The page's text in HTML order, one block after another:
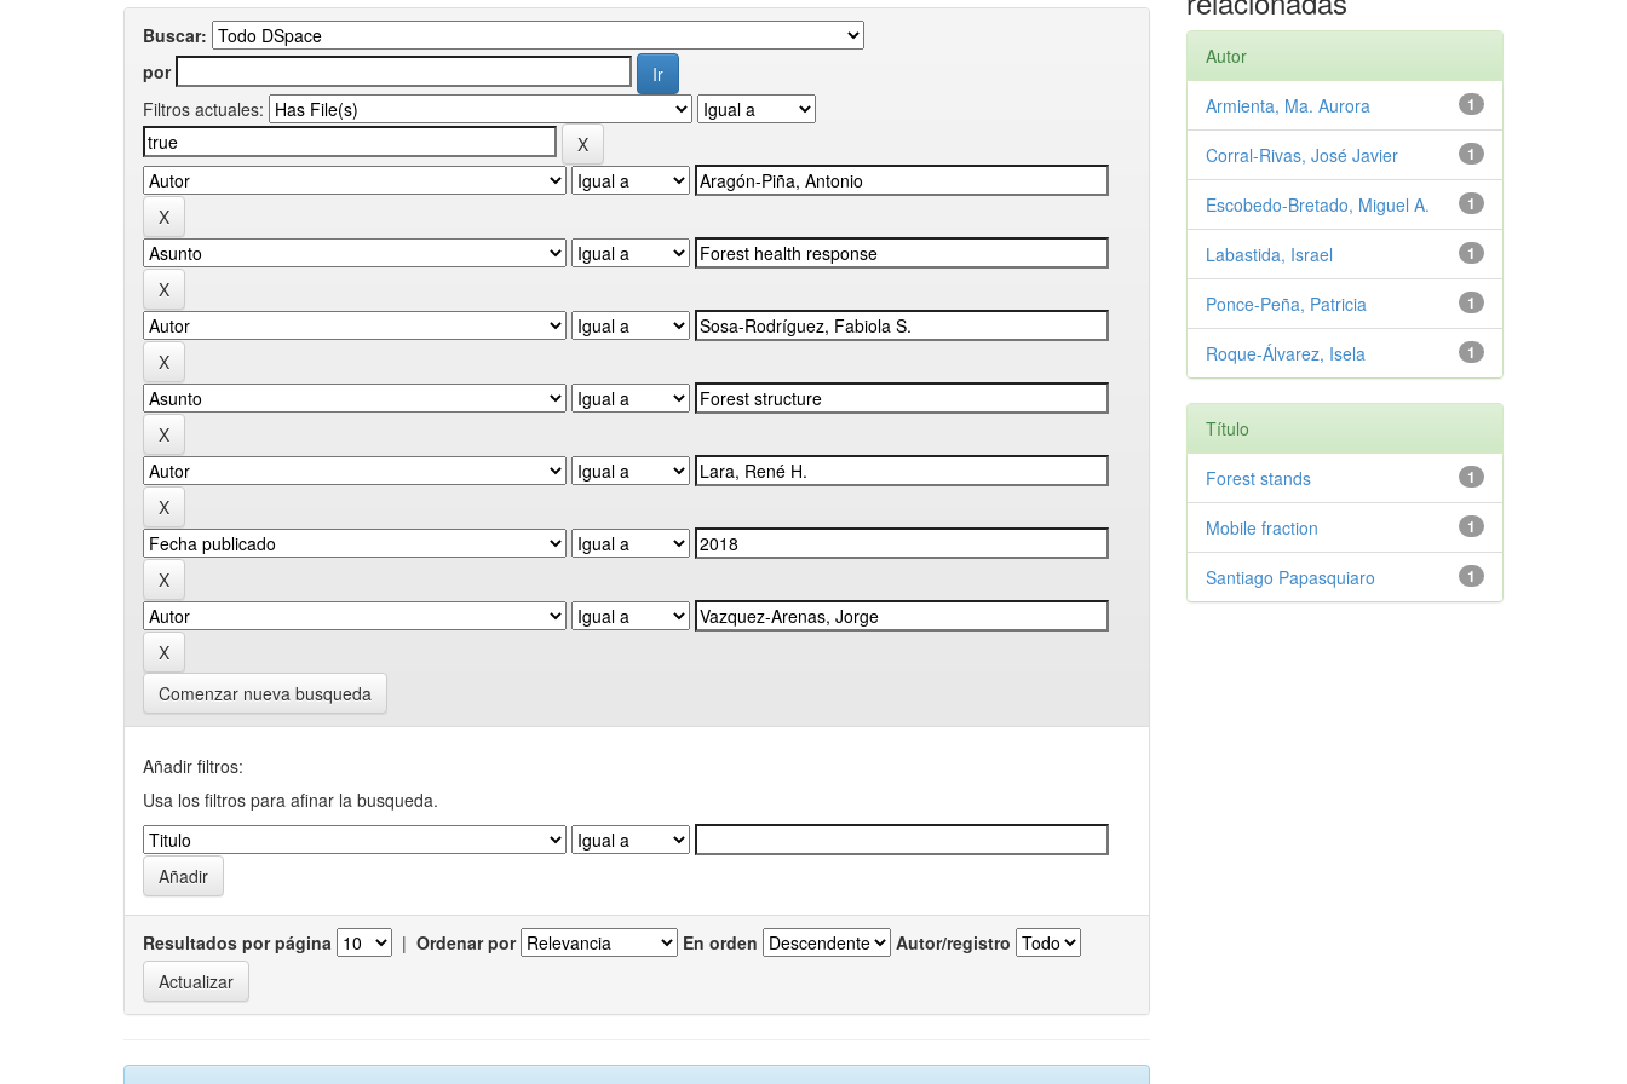
Buscar:
por
Filtros actuales:
Comenzar nueva busqueda
Añadir filtros:
Usa los filtros para afinar la busqueda.
Resultados por página | Ordenar por En orden Autor/registro
Autor
1
Armienta, Ma. Aurora
1
Corral-Rivas, José Javier
1
Escobedo-Bretado, Miguel A.
1
Labastida, Israel
1
Ponce-Peña, Patricia
1
Roque-Álvarez, Isela
Título
1
Forest stands
1
Mobile fraction
1
Santiago Papasquiaro